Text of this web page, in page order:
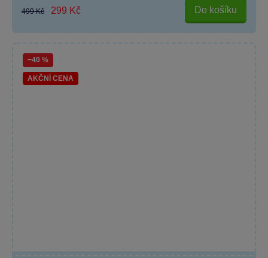
499 Kč 299 Kč Do košíku
−40 %
AKČNÍ CENA